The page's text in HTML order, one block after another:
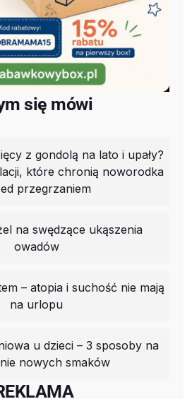
się mówi
z gondolą na lato i upały?
które chronią noworodka
przegrzaniem
na swędzące ukąszenia
owadów
– atopia i suchość nie mają
na urlopu
u dzieci – 3 sposoby na
nowych smaków